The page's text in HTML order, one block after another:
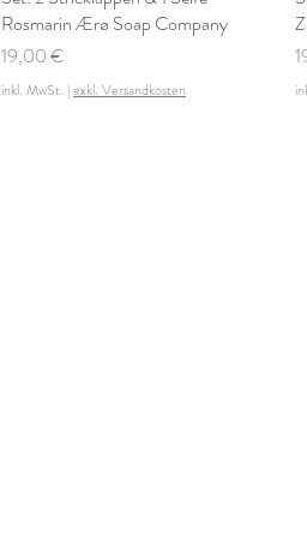
Rosmarin Ærø Soap Company
Preis
19,00 €
inkl. MwSt. |exkl. Versandkosten